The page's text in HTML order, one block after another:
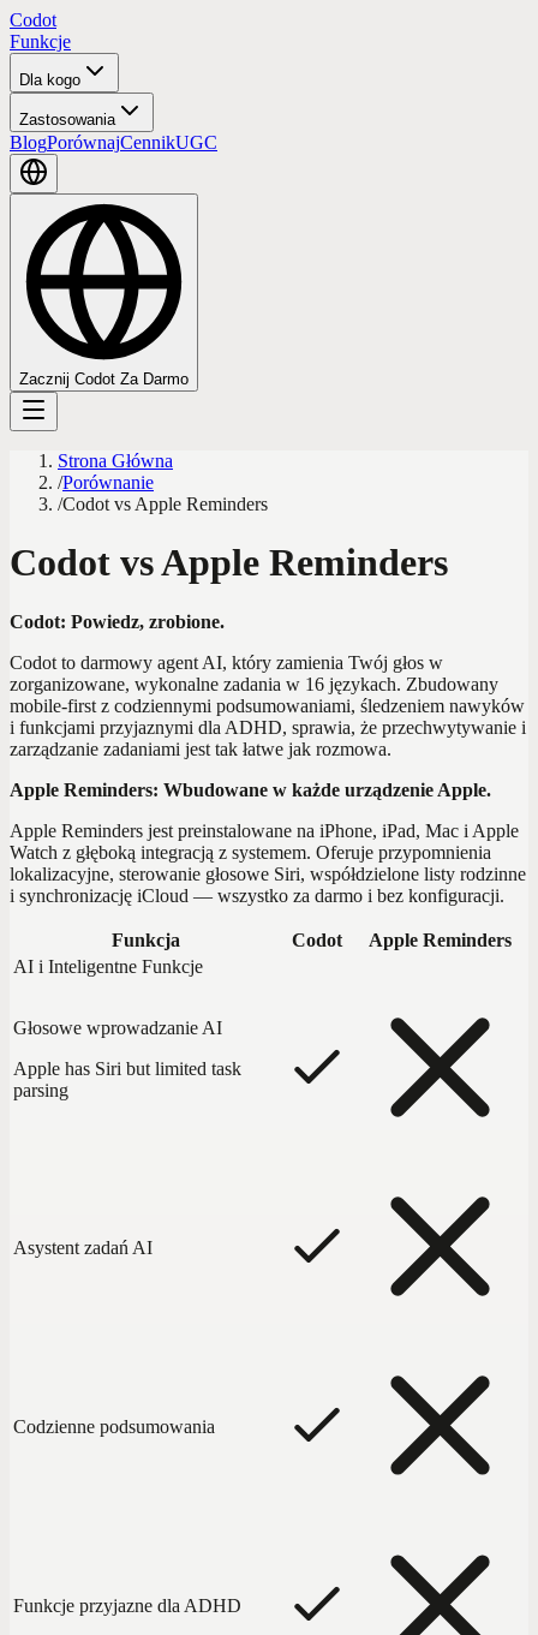
Codot
Funkcje
Dla kogo
Zastosowania
BlogPorównajCennikUGC
Zacznij Codot Za Darmo
Strona Główna
/Porównanie
/Codot vs Apple Reminders
Codot vs Apple Reminders
Codot: Powiedz, zrobione.
Codot to darmowy agent AI, który zamienia Twój głos w
zorganizowane, wykonalne zadania w 16 językach. Zbudowany
mobile-first z codziennymi podsumowaniami, śledzeniem nawyków
i funkcjami przyjaznymi dla ADHD, sprawia, że przechwytywanie i
zarządzanie zadaniami jest tak łatwe jak rozmowa.
Apple Reminders: Wbudowane w każde urządzenie Apple.
Apple Reminders jest preinstalowane na iPhone, iPad, Mac i Apple
Watch z głęboką integracją z systemem. Oferuje przypomnienia
lokalizacyjne, sterowanie głosowe Siri, współdzielone listy rodzinne
i synchronizację iCloud — wszystko za darmo i bez konfiguracji.
Funkcja Codot
Apple Reminders
AI i Inteligentne Funkcje
Głosowe wprowadzanie AI
Apple has Siri but limited task
parsing
Asystent zadań AI
Codzienne podsumowania
Funkcje przyjazne dla ADHD